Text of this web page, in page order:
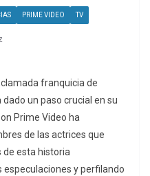
PRIME VIDEO TV
franquicia de
dado un paso crucial en su
Prime Video ha
de las actrices que
de esta historia
y perfilando